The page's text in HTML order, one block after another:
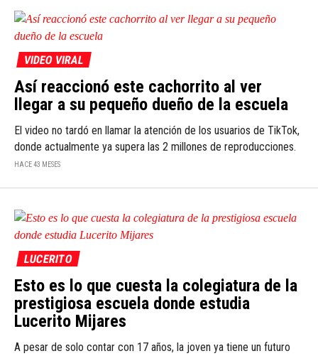
VIDEO VIRAL
Así reaccionó este cachorrito al ver
llegar a su pequeño dueño de la escuela
El video no tardó en llamar la atención de los usuarios de TikTok,
donde actualmente ya supera las 2 millones de reproducciones.
HACE 43 MESES
LUCERITO
Esto es lo que cuesta la colegiatura de la
prestigiosa escuela donde estudia
Lucerito Mijares
A pesar de solo contar con 17 años, la joven ya tiene un futuro